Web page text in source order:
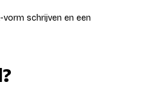
schrijven en een